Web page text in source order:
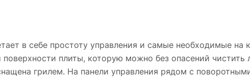
в себе простоту управления и самые необходимые
поверхности плиты, которую можно без опасений
грилем. На панели управления рядом с